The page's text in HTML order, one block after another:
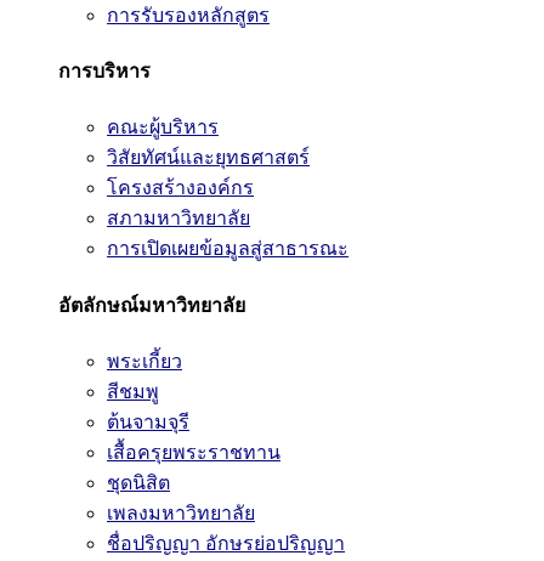
การรับรองหลักสูตร
การบริหาร
คณะผู้บริหาร
วิสัยทัศน์และยุทธศาสตร์
โครงสร้างองค์กร
สภามหาวิทยาลัย
การเปิดเผยข้อมูลสู่สาธารณะ
อัตลักษณ์มหาวิทยาลัย
พระเกี้ยว
สีชมพู
ต้นจามจุรี
เสื้อครุยพระราชทาน
ชุดนิสิต
เพลงมหาวิทยาลัย
ชื่อปริญญา อักษรย่อปริญญา